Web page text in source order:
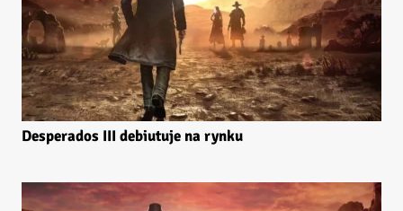
Desperados III debiutuje na rynku